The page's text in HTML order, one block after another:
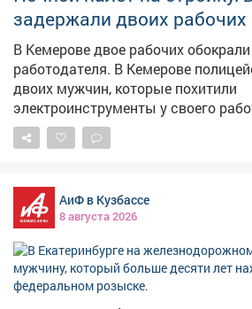
что её обманули, и обратилась в
полицейские устанавливают
Возбуждено уголовное дело по
мошенничестве, максимальное
лишения свободы.
задержали двоих рабочих
В Кемерове двое рабочих
работодателя. В Кемерове полицейские задержали
двоих мужчин, которые похитили
электроинструменты у своего
сообщает полиция Кузбасса, 40-
строительного бокса для грузовых
проникли на стройку и вынесли
сумму более 45 тысяч рублей. Сотрудники уголовного
розыска установили личности
летнего и ранее судимого 29-
жителей. Оказалось, что они
потерпевшего на стройке. Ночью
АиФ в Кузбассе
8 августа 2026